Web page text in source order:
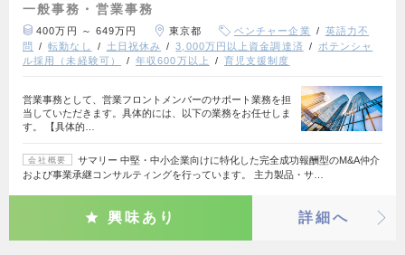
一般事務・営業事務
400万円 ～ 649万円 東京都 ベンチャー企業
英語力不
問
転勤なし 土日祝休み 3,000万円以上資金調達済
ポテンシャ
ル採用（未経験可）
年収600万以上 育児支援制度
営業事務として、営業フロントメンバーのサポート業務を担
当していただきます。具体的には、以下の業務をお任せしま
す。 【具体的…
会社概要
サマリー 中堅・中小企業向けに特化した完全成功報酬型のM&A仲介
および事業承継コンサルティングを行っています。 主力製品・サ…
興味あり 詳細へ